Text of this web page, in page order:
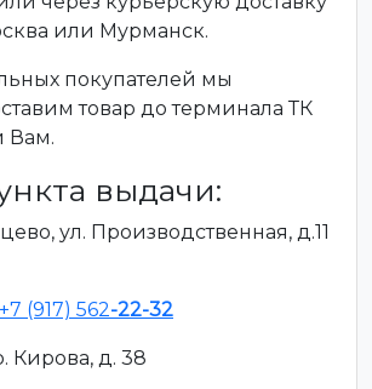
или Мурманск.
покупателей мы
товар до терминала ТК
Вам.
выдачи:
ул. Производственная, д.11
+7 (917) 562-22-32
Кирова, д. 38